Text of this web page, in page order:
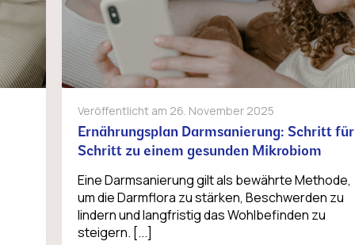
Veröffentlicht am 26. November 2025
Ernährungsplan Darmsanierung: Schritt für
Schritt zu einem gesunden Mikrobiom
Eine Darmsanierung gilt als bewährte Methode,
um die Darmflora zu stärken, Beschwerden zu
lindern und langfristig das Wohlbefinden zu
steigern. [...]